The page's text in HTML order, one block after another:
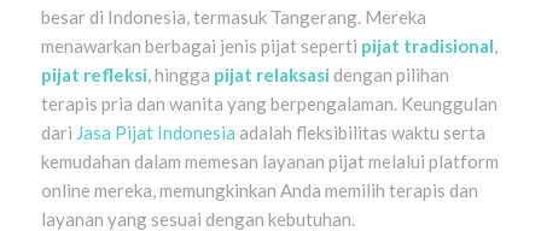
besar di Indonesia, termasuk Tangerang. Mereka
menawarkan berbagai jenis pijat seperti pijat tradisional,
pijat refleksi, hingga pijat relaksasi dengan pilihan
terapis pria dan wanita yang berpengalaman. Keunggulan
dari Jasa Pijat Indonesia adalah fleksibilitas waktu serta
kemudahan dalam memesan layanan pijat melalui platform
online mereka, memungkinkan Anda memilih terapis dan
layanan yang sesuai dengan kebutuhan.